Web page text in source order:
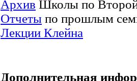
Архив Школы по
Отчеты по прошлым
Лекции Клейна
Дополнительная